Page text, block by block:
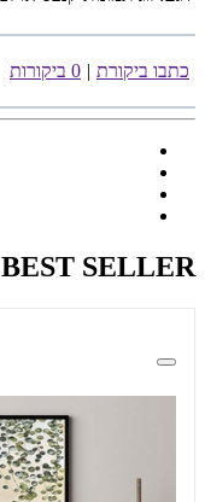
כתבו ביקורת | 0 ביקורות
BEST SELLER